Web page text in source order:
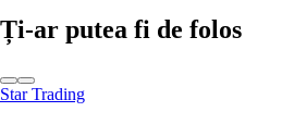
Ți-ar putea fi de folos
Star Trading